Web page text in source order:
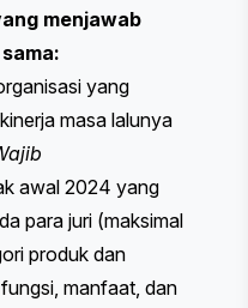
menjawab
yang
masa lalunya
awal 2024 yang
para juri (maksimal
produk dan
manfaat, dan